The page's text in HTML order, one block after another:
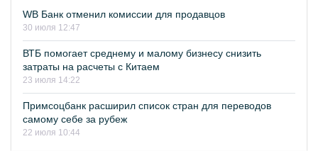
WB Банк отменил комиссии для продавцов
30 июля 12:47
ВТБ помогает среднему и малому бизнесу снизить
затраты на расчеты с Китаем
23 июля 14:22
Примсоцбанк расширил список стран для переводов
самому себе за рубеж
22 июля 10:44